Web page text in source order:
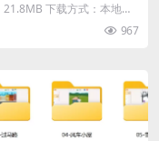
下载方式：本地下
967